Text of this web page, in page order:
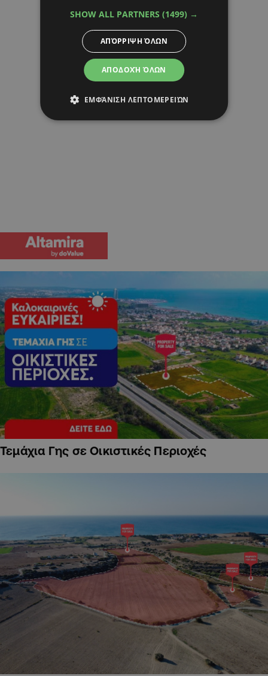
Τεμάχια Γης σε Οικιστικές Περιοχές
SHOW ALL PARTNERS (1499) →
ΑΠΟΔΟΧΉ ΌΛΩΝ
ΑΠΌΡΡΙΨΗ ΌΛΩΝ
ΕΜΦΆΝΙΣΗ ΛΕΠΤΟΜΕΡΕΙΏΝ